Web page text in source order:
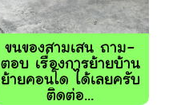
ขนของสามเสน ถาม-
ตอบ เรื่องการย้ายบ้าน
ย้ายคอนโด ได้เลยครับ
ติดต่อ...